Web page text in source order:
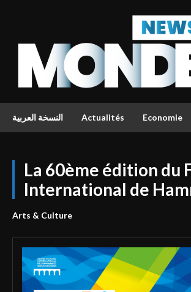
النسخة العربية Actualités Economie
La 60ème édition du
International de
Arts & Culture